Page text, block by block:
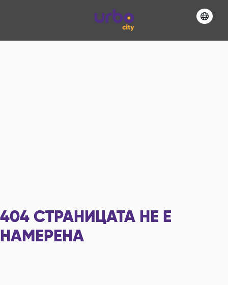
404 СТРАНИЦАТА НЕ Е
НАМЕРЕНА